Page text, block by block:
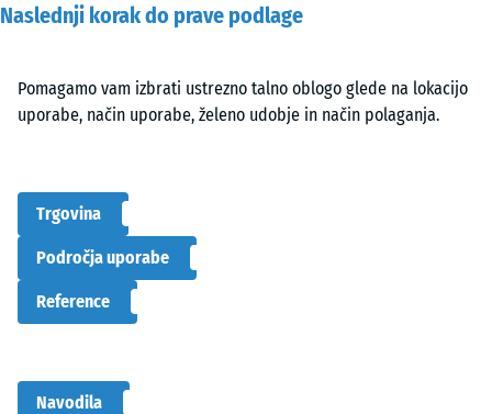
Naslednji korak do prave podlage
Pomagamo vam izbrati ustrezno talno oblogo glede na lokacijo
uporabe, način uporabe, želeno udobje in način polaganja.
Trgovina
Področja uporabe
Reference
Navodila